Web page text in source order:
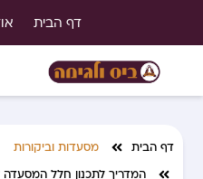
דף הבית
דף הבית
מסעדות וביקורות
המדריך לתכנון חלל המסעדה